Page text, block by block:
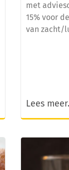
met
15% voor
van zacht/
Lees